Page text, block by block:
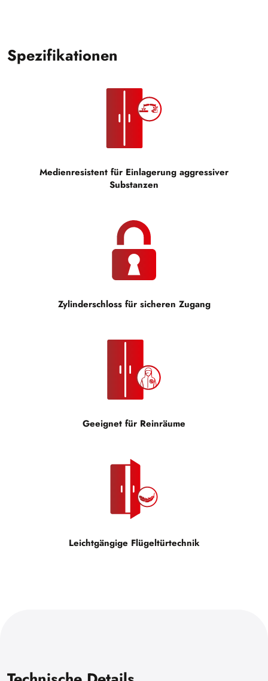
Spezifikationen
Medienresistent für Einlagerung aggressiver
Substanzen
Zylinderschloss für sicheren Zugang
Geeignet für Reinräume
Leichtgängige Flügeltürtechnik